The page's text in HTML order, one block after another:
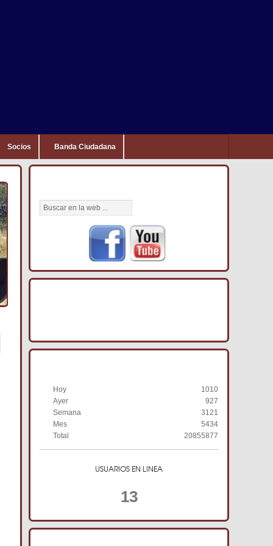
Socios Banda Ciudadana
Hoy
1010
Ayer
927
Semana
3121
Mes
5434
Total
20855877
USUARIOS EN LINEA
13